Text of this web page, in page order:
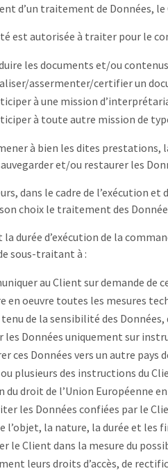
d’un traitement de Données,
est autorisée à traiter pour le
les documents et/ou
assermenter/certifier un
à une mission
à toute autre mission de
à bien les dites prestations,
et/ou restaurer les
dans le cadre de l’exécution
choix le traitement des
la durée d’exécution de la
sous-traitant à :
au Client sur demande de
en oeuvre toutes les mesures
de la sensibilité des Données,
Données uniquement sur
ces Données vers un autre pays
ou plusieurs des instructions du
du droit de l’Union Européenne
les Données confiées par le
l’objet, la nature, la durée et les
le Client dans la mesure du
leurs droits d’accès, de